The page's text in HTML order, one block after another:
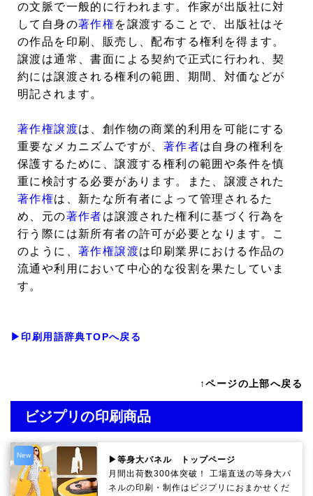
の文脈で一般的に行われます。作家が出版社に対
して自身の著作権を譲渡することで、出版社はそ
の作品を印刷、販売し、配布する権利を得ます。
譲渡は通常、書面による契約で正式に行われ、契
約には譲渡される権利の範囲、期間、対価などが
明記されます。
著作権譲渡は、創作物の商業的利用を可能にする
重要なメカニズムですが、 著作者は自身の権利を
保護するために、譲渡する権利の範囲や条件を慎
重に検討する必要があります。また、譲渡された
著作権は、新たな所有者によって管理されるた
め、元の著作者は譲渡された権利に基づく行為を
行う際には新所有者の許可が必要となります。こ
のように、 著作権譲渡は印刷業界における作品の
流通や利用において中心的な役割を果たしていま
す。
▶印刷用語辞典TOPへ戻る
↑ページの上部へ戻る
ビジプリの印刷商品
New
▶等身大パネル トップページ
月間出荷数300体突破！ 工場直送の等身大パ
ネルの印刷・制作は ビジプリ におまかせくだ